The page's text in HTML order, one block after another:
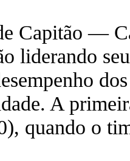
Capitão —
liderando
A
quando o